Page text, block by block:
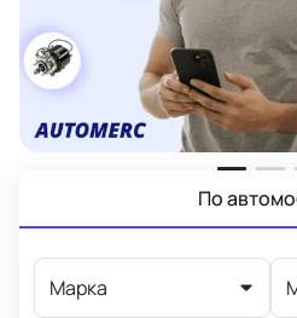
По
Марка